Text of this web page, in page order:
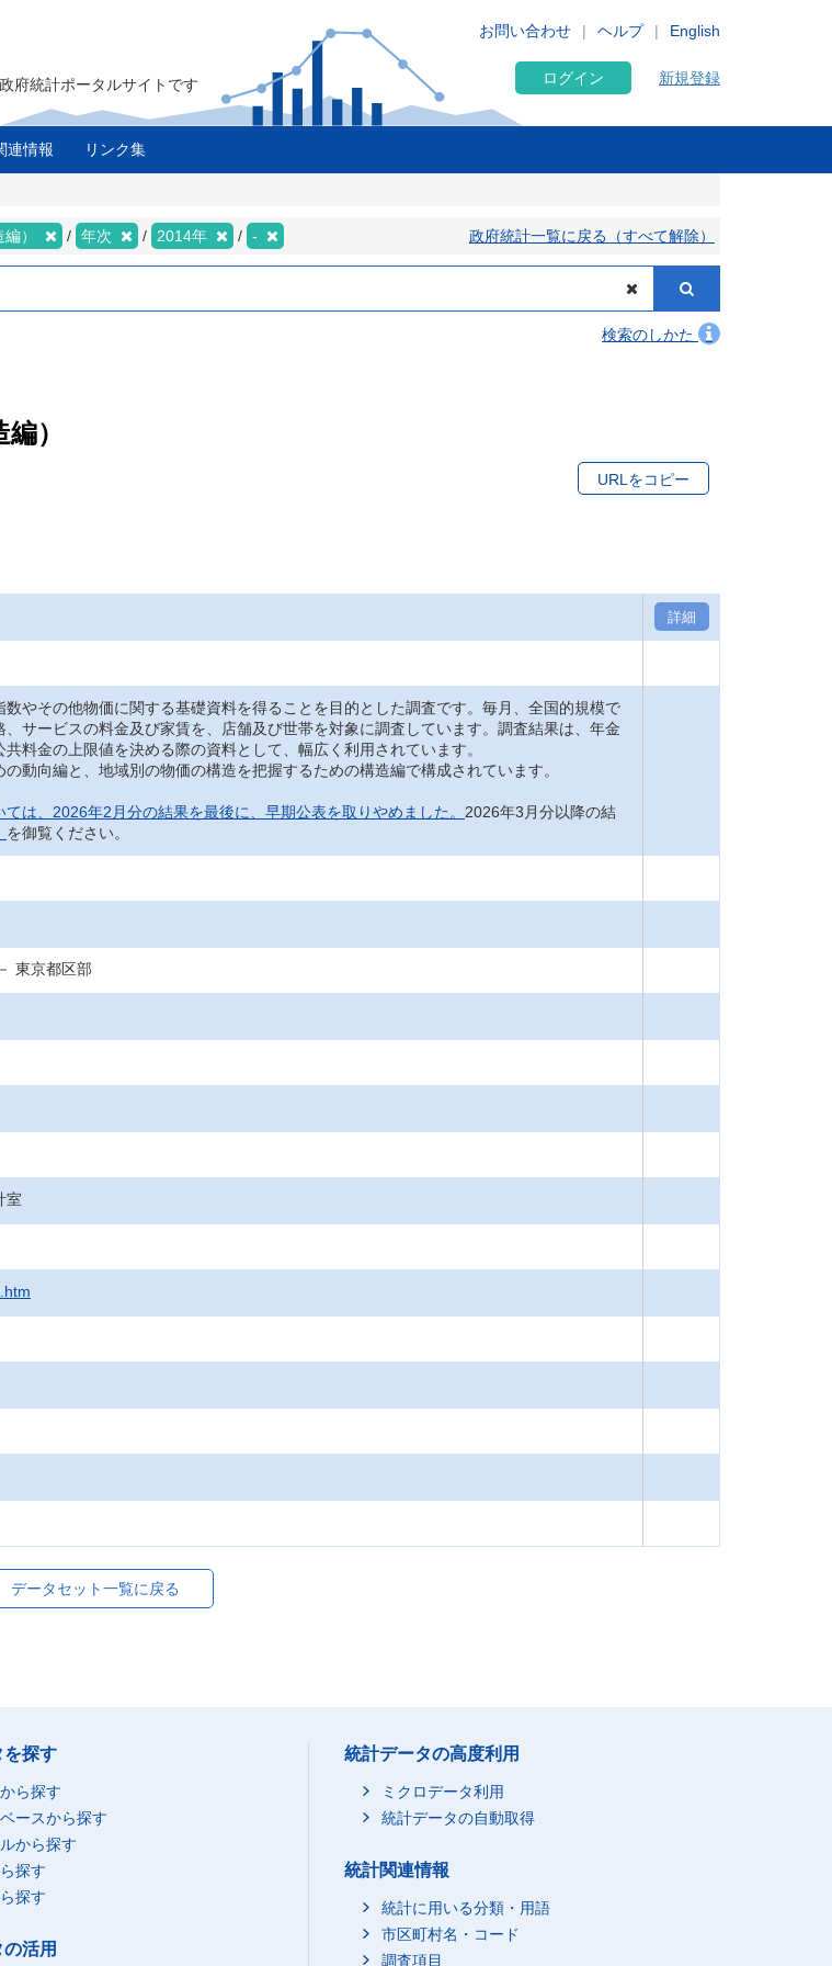
English
お問い合わせ ヘルプ
府統計ポータルサイトです ログイン 新規登録
連情報 リンク集
） 年次 2014年 - 政府統計一覧に戻る（すべて解除）
検索のしかた
）
URLをコピー
詳細
やその他物価に関する基礎資料を得ることを目的とした調査です。毎月、全国的規模で
サービスの料金及び家賃を、店舗及び世帯を対象に調査しています。調査結果は、年金
料金の上限値を決める際の資料として、幅広く利用されています。
動向編と、地域別の物価の構造を把握するための構造編で構成されています。
ては、2026年2月分の結果を最後に、早期公表を取りやめました。 2026年3月分以降の結
を御覧ください。
東京都区部
室
データセット一覧に戻る
を探す
ら探す
ースから探す
から探す
探す
探す
活用
統計データの高度利用
ミクロデータ利用
統計データの自動取得
統計関連情報
統計に用いる分類・用語
市区町村名・コード
調査項目